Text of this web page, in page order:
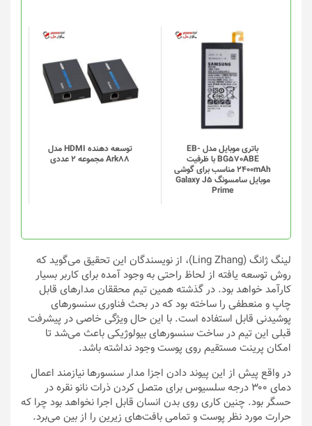
محصول
شوند
باتری موبایل مدل EB-
BG570ABE با ظرفیت
2400mAh مناسب برای گوشی
موبایل سامسونگ Galaxy J5
Prime
توسعه دهنده HDMI مدل
Ark88 مجموعه 2 عددی
لینگ ژانگ (Ling Zhang)، از نویسندگان این تحقیق می‌گوید که
روش توسعه یافته از لحاظ راحتی به وجود آمده برای کاربر بسیار
کارآمد خواهد بود. در گذشته همین تیم محققان مدارهای قابل
چاپ و منعطفی را ساخته بود که در بحث فناوری سنسورهای
پوشیدنی قابل استفاده است. با این حال ویژگی خاصی در پیشرفت
قبلی این تیم در ساخت سنسورهای بیولوژیکی باعث می‌شد تا
امکان پرینت مستقیم روی پوست وجود نداشته باشد.
در واقع پیش از این پیوند دادن اجزا مدار سنسورها نیازمند اعمال
دمای ۳۰۰ درجه سلسیوس برای متصل کردن ذرات نانو نقره در
حسگر بود. چنین کاری روی بدن انسان قابل اجرا نخواهد بود چرا که
حرارت مورد نظر پوست و تمامی بافت‌های زیرین را از بین می‌برد.